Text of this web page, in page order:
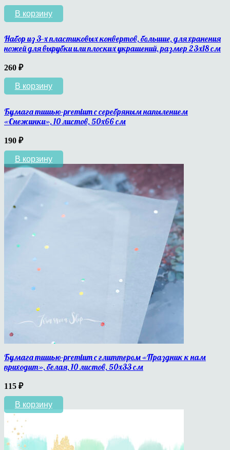
В корзину
Набор из 3-х пластиковых конвертов, большие, для хранения
ножей для вырубки или плоских украшений, размер 23х18 см
260 ₽
В корзину
Бумага тишью-premium с серебряным напылением
«Снежинки», 10 листов, 50х66 см
190 ₽
В корзину
Бумага тишью-premium с глиттером «Праздник к нам
приходит», белая, 10 листов, 50х33 см
115 ₽
В корзину